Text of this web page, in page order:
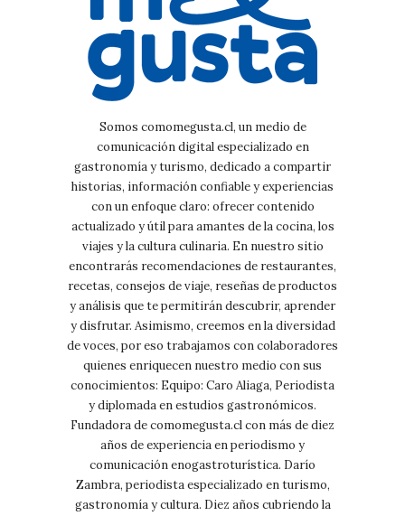
Somos comomegusta.cl, un medio de
comunicación digital especializado en
gastronomía y turismo, dedicado a compartir
historias, información confiable y experiencias
con un enfoque claro: ofrecer contenido
actualizado y útil para amantes de la cocina, los
viajes y la cultura culinaria. En nuestro sitio
encontrarás recomendaciones de restaurantes,
recetas, consejos de viaje, reseñas de productos
y análisis que te permitirán descubrir, aprender
y disfrutar. Asimismo, creemos en la diversidad
de voces, por eso trabajamos con colaboradores
quienes enriquecen nuestro medio con sus
conocimientos: Equipo: Caro Aliaga, Periodista
y diplomada en estudios gastronómicos.
Fundadora de comomegusta.cl con más de diez
años de experiencia en periodismo y
comunicación enogastroturística. Darío
Zambra, periodista especializado en turismo,
gastronomía y cultura. Diez años cubriendo la